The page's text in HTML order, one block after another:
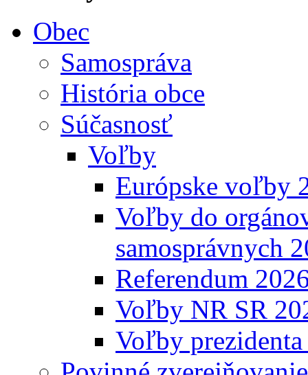
Obec
Samospráva
História obce
Súčasnosť
Voľby
Európske voľby
Voľby do
samosprávnych
Referendum
Voľby NR SR
Voľby